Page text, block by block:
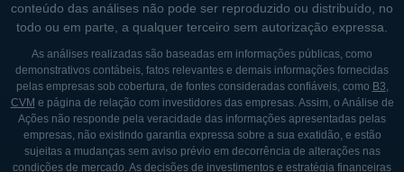
demanda por serviços de saúde está em
crescimento acentuado.
CONTROLES E SOCIEDADES
A Diversified Healthcare Trust é controlada
pela Welltower Inc., uma das líderes no setor
conteúdo das análises não pode ser reproduzido ou distribuído, no
todo ou em parte, a qualquer terceiro sem autorização expressa.
As análises realizadas são baseadas em informações públicas, como
demonstrativos contábeis, fatos relevantes e demais informações fornecidas
pelas empresas sob cobertura, de fontes consideradas confiáveis, como B3,
CVM e página de relação com investidores das empresas. Assim, o Análise de
Ações não responde pela veracidade das informações apresentadas pelas
empresas, não existindo garantia expressa sobre a sua exatidão, e estão
sujeitas a mudanças sem aviso prévio em decorrência de alterações nas
condições de mercado. As decisões de investimentos e estratégia financeiras